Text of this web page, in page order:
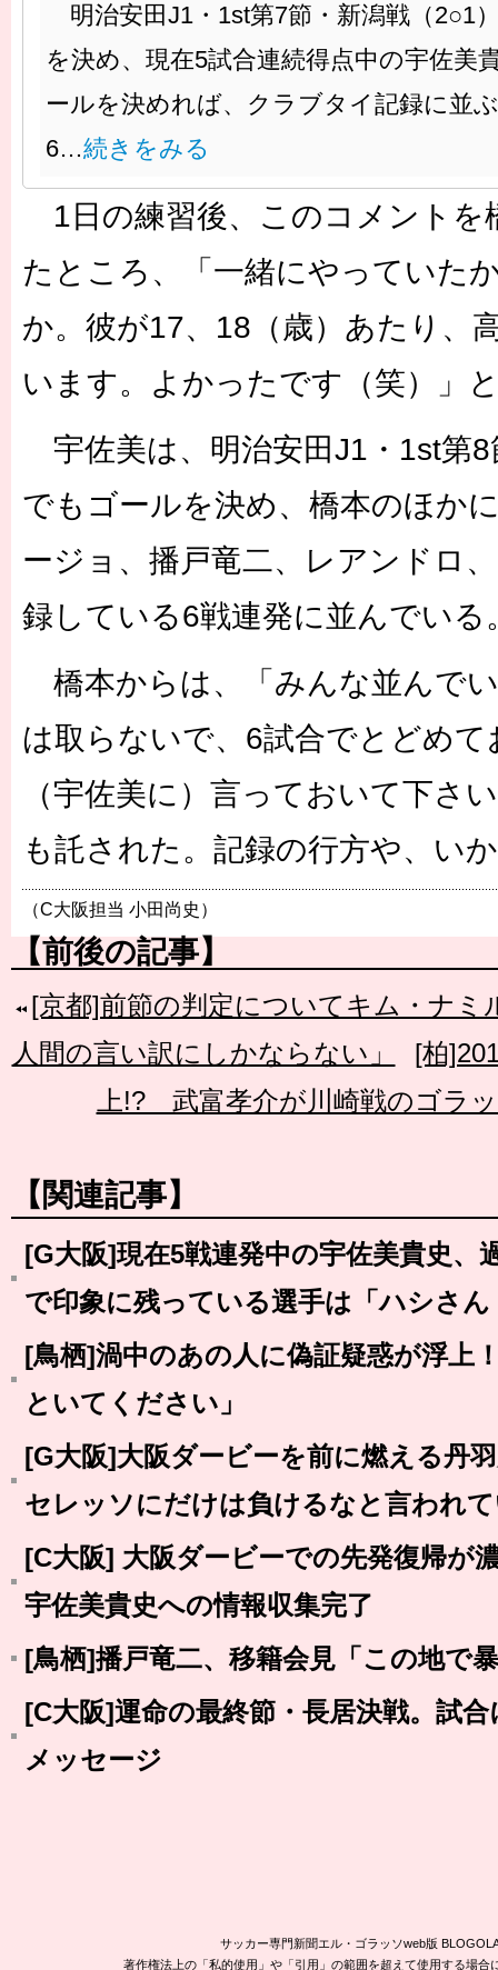
明治安田J1・1st第7節・新潟戦（2○1
を決め、現在5試合連続得点中の宇佐美
ールを決めれば、クラブタイ記録に並
6…続きをみる
1日の練習後、このコメントを
たところ、「一緒にやっていた
か。彼が17、18（歳）あたり、
います。よかったです（笑）」
宇佐美は、明治安田J1・1st第
でもゴールを決め、橋本のほか
ージョ、播戸竜二、レアンドロ
録している6戦連発に並んでいる
橋本からは、「みんな並んで
は取らないで、6試合でとどめ
（宇佐美に）言っておいて下さ
も託された。記録の行方や、い
（C大阪担当 小田尚史）
【前後の記事】
[京都]前節の判定についてキム・ナミ
人間の言い訳にしかならない」
[柏
上!? 武富孝介が川崎戦のゴラ
【関連記事】
[G大阪]現在5戦連発中の宇佐美貴史、
で印象に残っている選手は「ハシさん
[鳥栖]渦中のあの人に偽証疑惑が浮上
といてください」
[G大阪]大阪ダービーを前に燃える丹
セレッソにだけは負けるなと言われ
[C大阪] 大阪ダービーでの先発復帰が
宇佐美貴史への情報収集完了
[鳥栖]播戸竜二、移籍会見「この地で
[C大阪]運命の最終節・長居決戦。試
メッセージ
サッカー専門新聞エル・ゴラッソweb版
著作権法上の「私的使用」や「引用」の範囲を超えて使用する場